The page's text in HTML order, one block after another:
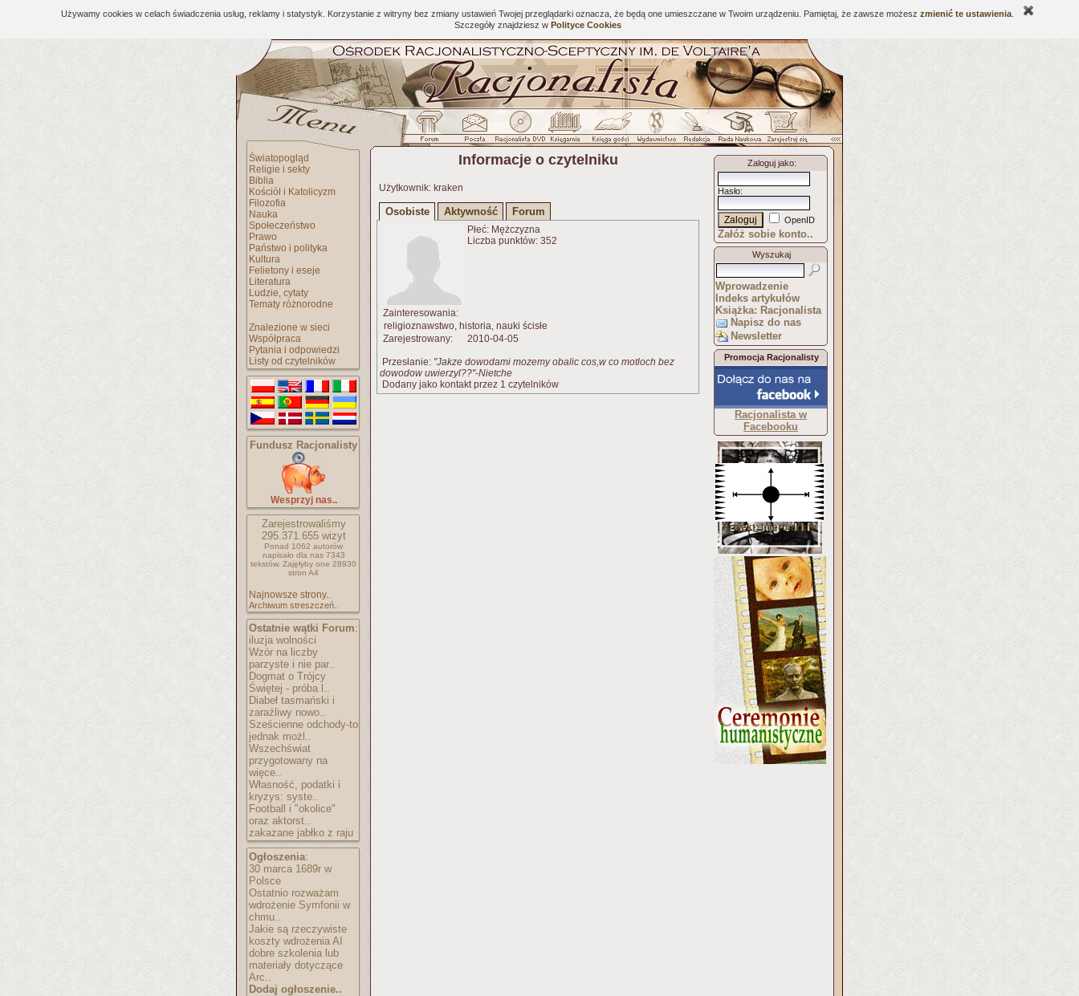
Używamy cookies w celach świadczenia usług, reklamy i statystyk. Korzystanie z witryny bez zmiany ustawień Twojej przeglądarki oznacza, że będą one umieszczane w Twoim urządzeniu. Pamiętaj, że zawsze możesz zmienić te ustawienia
Szczegóły znajdziesz w Polityce Cookies
Światopogląd
Religie i sekty
Biblia
Kościół i Katolicyzm
Filozofia
Nauka
Społeczeństwo
Prawo
Państwo i polityka
Kultura
Felietony i eseje
Literatura
Ludzie, cytaty
Tematy różnorodne
Znalezione w sieci
Współpraca
Pytania i odpowiedzi
Listy od czytelników
Fundusz Racjonalisty
Wesprzyj nas..
Zarejestrowaliśmy
295.371.655wizyt
Ponad 1062 autorów
napisało dla nas 7343
tekstów. Zajęłyby one 28930
stron A4
Najnowsze strony..
Archiwum streszczeń..
Ostatnie wątki Forum:
iluzja wolności
Wzór na liczby
parzyste i nie par..
Dogmat o Trójcy
Świętej - próba l..
Diabeł tasmański i
zaraźliwy nowo..
Sześcienne odchody-to
jednak możl..
Wszechświat
przygotowany na
więce..
Własność, podatki i
kryzys: syste..
Football i "okolice"
oraz aktorst..
zakazane jabłko z raju
Ogłoszenia:
30 marca 1689r w
Polsce
Ostatnio rozważam
wdrożenie Symfonii w
chmu..
Jakie są rzeczywiste
koszty wdrożenia AI
dobre szkolenia lub
materiały dotyczące
Arc..
Dodaj ogłoszenie..
Informacje o czytelniku
Użytkownik: kraken
Osobiste Aktywność Forum
Płeć: Mężczyzna
Liczba punktów: 352
Zainteresowania:
religioznawstwo, historia, nauki ścisłe
Zarejestrowany:
2010-04-05
Przesłanie: "Jakze dowodami mozemy obalic cos,w co motloch bez
dowodow uwierzyl??"-Nietche
Dodany jako kontakt przez 1 czytelników
Zaloguj jako:
Hasło:
OpenID
Załóż sobie konto..
Wyszukaj
Wprowadzenie
Indeks artykułów
Książka: Racjonalista
Napisz do nas
Newsletter
Promocja Racjonalisty
Racjonalista w
Facebooku